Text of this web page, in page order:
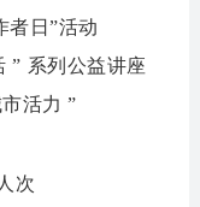
者日”活动
” 系列公益讲座
活力 ”
人次